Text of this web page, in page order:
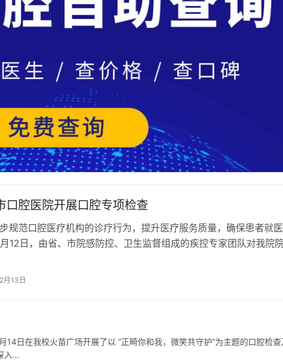
口腔医院开展口腔专项检查
规范口腔医疗机构的诊疗行为，提升医疗服务质量，确保患者就
12日，由省、市院感防控、卫生监督组成的疾控专家团队对我院
月13日
日在我校火苗广场开展了以 “正畸你和我，微笑共守护”为主题的口腔检
入…